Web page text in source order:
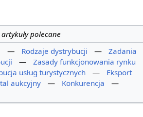
artykuły polecane
— Rodzaje dystrybucji —
Zadania
—
Zasady funkcjonowania rynku
usług turystycznych —
Eksport
aukcyjny — Konkurencja
—